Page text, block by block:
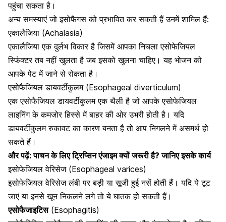
पहुंचा सकता है।
अन्य समस्याएं जो इसोफैगस को प्रभावित कर सकती हैं उनमें शामिल हैं:
एकालैजिया (Achalasia)
एकालैजिया एक दुर्लभ विकार है जिसमें आपका निचला एसोफेजियल
स्फिंक्टर तब नहीं खुलता है जब इसको खुलना चाहिए।यह भोजन को
आपके पेट में जाने से रोकता है।
एसोफैजियल डायवर्टीकुलम (Esophageal diverticulum)
एक एसोफैजियल डायवर्टीकुलम एक थैली है जो आपके एसोफेजियल
लाइनिंग के कमजोर हिस्से में बाहर की ओर उभरी होती है। यदि
डायवर्टीकुलम रुकावट का कारण बनता है तो आप निगलने में असमर्थ हो
सकते हैं।
और पढ़ें:पाचन के लिए ट्रिप्सिन एंजाइम क्यों जरूरी है? जानिए इसके कार्य
इसोफेजियल वेरिसेज (Esophageal varices)
इसोफेजियल वेरिसेज लंबी पर बड़ी या सूजी हुई नसें होती हैं। यदि ये टूट
जाएं या इनसे खून निकलने लगे तो ये घातक हो सकती हैं।
एसोफैजाइटिस (Esophagitis)